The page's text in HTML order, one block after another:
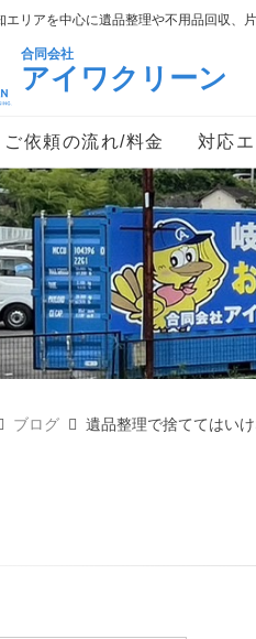
エリアを中心に遺品整理や不用品回収、
合同会社
アイワクリーン
ご依頼の流れ/料金 対応
ブログ 遺品整理で捨ててはい